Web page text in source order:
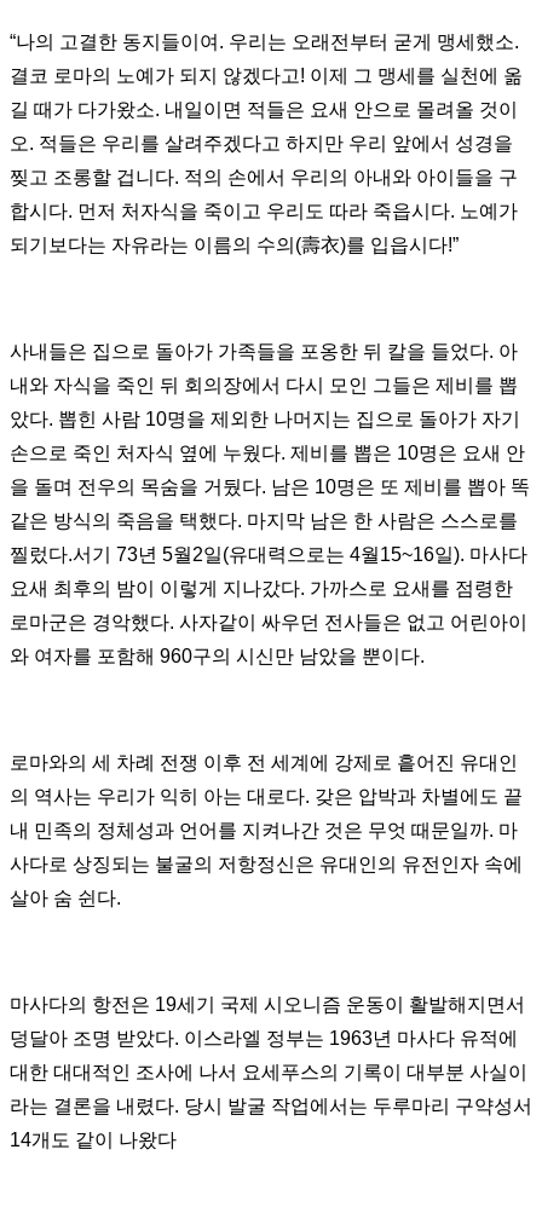
“나의 고결한 동지들이여 . 우리는 오래전부터 굳게 맹세했소.
결코 로마의 노예가 되지 않겠다고! 이제 그 맹세를 실천에 옮
길 때가 다가왔소. 내일이면 적들은 요새 안으로 몰려올 것이
오. 적들은 우리를 살려주겠다고 하지만 우리 앞에서 성경을
찢고 조롱할 겁니다. 적의 손에서 우리의 아내와 아이들을 구
합시다. 먼저 처자식을 죽이고 우리도 따라 죽읍시다. 노예가
되기보다는 자유라는 이름의 수의 (壽衣)를 입읍시다!”
사내들은 집으로 돌아가 가족들을 포옹한 뒤 칼을 들었다. 아
내와 자식을 죽인 뒤 회의장에서 다시 모인 그들은 제비를 뽑
았다. 뽑힌 사람 10명을 제외한 나머지는 집으로 돌아가 자기
손으로 죽인 처자식 옆에 누웠다. 제비를 뽑은 10명은 요새 안
을 돌며 전우의 목숨을 거뒀다. 남은 10명은 또 제비를 뽑아 똑
같은 방식의 죽음을 택했다. 마지막 남은 한 사람은 스스로를
찔렀다.서기 73년 5월2일(유대력으로는 4월15~16일). 마사다
요새 최후의 밤이 이렇게 지나갔다. 가까스로 요새를 점령한
로마군은 경악했다. 사자같이 싸우던 전사들은 없고 어린아이
와 여자를 포함해 960구의 시신만 남았을 뿐이다.
로마와의 세 차례 전쟁 이후 전 세계에 강제로 흩어진 유대인
의 역사는 우리가 익히 아는 대로다. 갖은 압박과 차별에도 끝
내 민족의 정체성과 언어를 지켜나간 것은 무엇 때문일까. 마
사다로 상징되는 불굴의 저항정신은 유대인의 유전인자 속에
살아 숨 쉰다.
마사다의 항전은 19세기 국제 시오니즘 운동이 활발해지면서
덩달아 조명 받았다. 이스라엘 정부는 1963년 마사다 유적에
대한 대대적인 조사에 나서 요세푸스의 기록이 대부분 사실이
라는 결론을 내렸다. 당시 발굴 작업에서는 두루마리 구약성서
14개도 같이 나왔다